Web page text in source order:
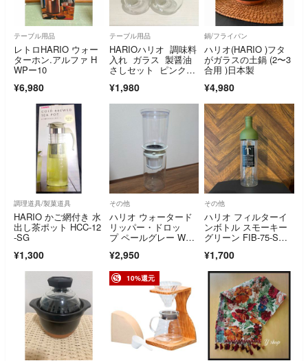
テーブル用品
レトロHARIO ウォー
ターホン.アルファ H
WPー10
¥6,980
テーブル用品
HARIOハリオ 調味料
入れ ガラス 製醤油
さしセット ピンク&
¥1,980
鍋/フライパン
ハリオ(HARIO )フタ
がガラスの土鍋 (2〜3
合用 )日本製
¥4,980
調理道具/製菓道具
HARIO かご網付き 水
出し茶ポット HCC-12
-SG
¥1,300
その他
ハリオ ウォータード
リッパー・ドロッ
プ ペールグレー WDD
¥2,950
その他
ハリオ フィルターイ
ンボトル スモーキー
グリーン FIB-75-SG(1
¥1,700
10%還元